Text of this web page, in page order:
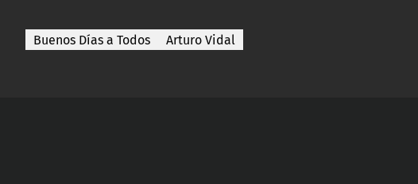
Buenos Días a Todos Arturo Vidal